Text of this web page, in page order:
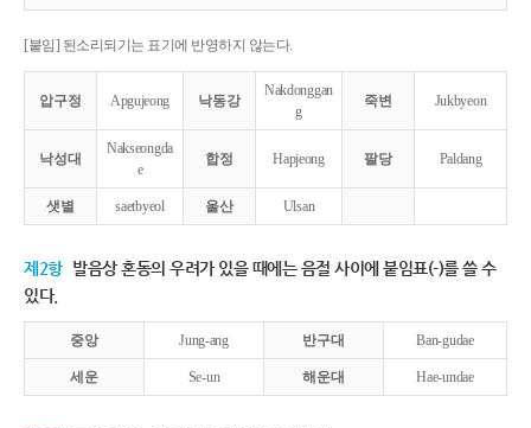
[붙임] 된소리되기는 표기에 반영하지 않는다.
압구정 Apgujeong 낙동강
Nakdonggan
g
죽변 Jukbyeon
낙성대
Nakseongda
e
합정 Hapjeong 팔당 Paldang
샛별 saetbyeol 울산 Ulsan
제2항 발음상 혼동의 우려가 있을 때에는 음절 사이에 붙임표(-)를 쓸 수
있다.
중앙 Jung-ang 반구대 Ban-gudae
세운 Se-un 해운대 Hae-undae